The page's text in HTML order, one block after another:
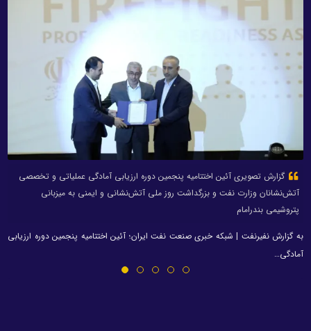
گزارش تصویری آئین اختتامیه پنجمین دوره ارزیابی آمادگی عملیاتی و تخصصی
آتش‌نشانان وزارت نفت و بزرگداشت روز ملی آتش‌نشانی و ایمنی به میزبانی
پتروشیمی بندرامام
به گزارش نفیرنفت | شبکه خبری صنعت نفت ایران؛ آئین اختتامیه پنجمین دوره ارزیابی
آمادگی…